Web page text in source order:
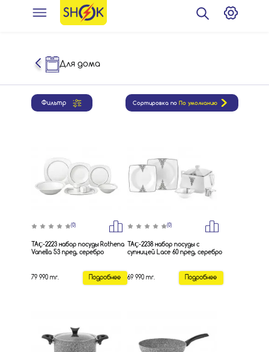
Для дома
Фильтр Сортировка по По умолчанию
(0)
TAÇ-2223 набор посуды Rothena
Vanella 53 пред, серебро
79 990 тг. Подробнее
(0)
TAÇ-2238 набор посуды с
супницей Lace 60 пред, серебро
69 990 тг. Подробнее